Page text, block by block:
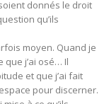
donnés le droit
qu’ils
moyen. Quand je
que j’ai osé… Il
et que j’ai fait
pour discerner.